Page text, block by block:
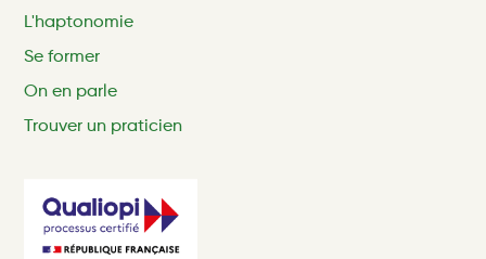
L'haptonomie
Se former
On en parle
Trouver un praticien